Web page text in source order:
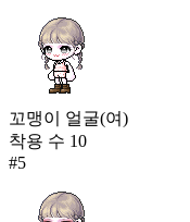
꼬맹이 얼굴(여)
착용 수 10
#5